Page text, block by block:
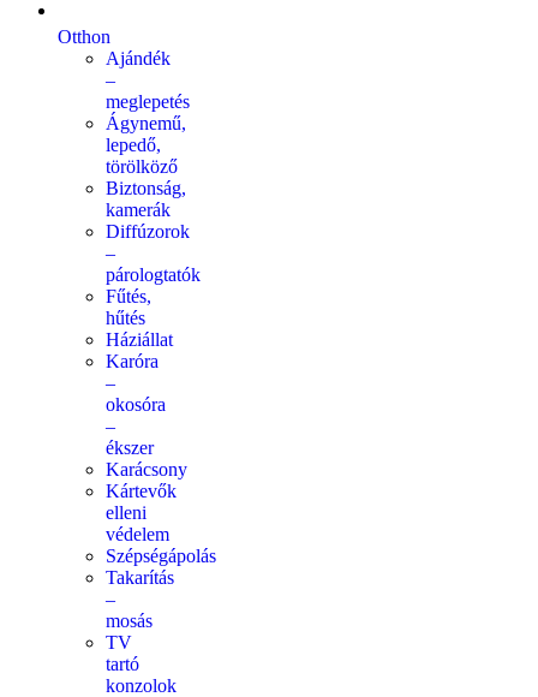
Otthon
Ajándék
–
meglepetés
Ágynemű,
lepedő,
törölköző
Biztonság,
kamerák
Diffúzorok
–
párologtatók
Fűtés,
hűtés
Háziállat
Karóra
–
okosóra
–
ékszer
Karácsony
Kártevők
elleni
védelem
Szépségápolás
Takarítás
–
mosás
TV
tartó
konzolok